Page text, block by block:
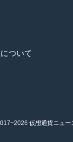
ついて
仮想通貨ニュ